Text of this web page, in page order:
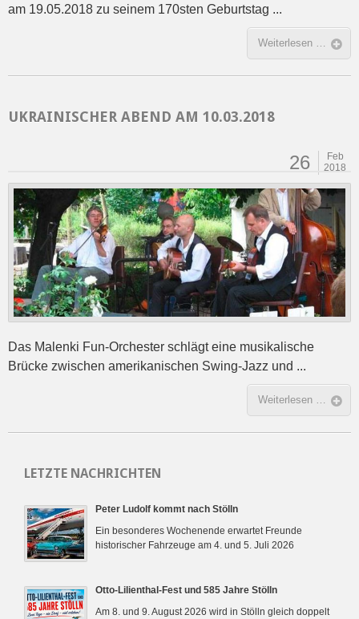
am 19.05.2018 zu seinem 170sten Geburtstag ...
Weiterlesen …
UKRAINISCHER ABEND AM 10.03.2018
26
Feb
2018
Das Malenki Fun-Orchester schlägt eine musikalische
Brücke zwischen amerikanischen Swing-Jazz und ...
Weiterlesen …
LETZTE NACHRICHTEN
Peter Ludolf kommt nach Stölln
Ein besonderes Wochenende erwartet Freunde
historischer Fahrzeuge am 4. und 5. Juli 2026
Otto-Lilienthal-Fest und 585 Jahre Stölln
Am 8. und 9. August 2026 wird in Stölln gleich doppelt